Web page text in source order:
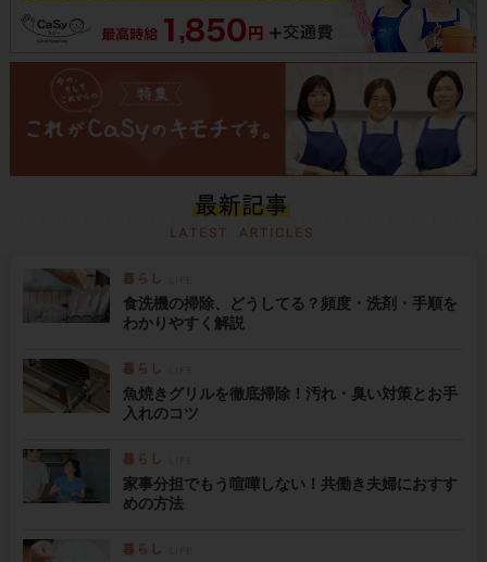
食洗機の掃除、どうしてる？頻度・洗剤・手順を
わかりやすく解説
魚焼きグリルを徹底掃除！汚れ・臭い対策とお手
入れのコツ
家事分担でもう喧嘩しない！共働き夫婦におすす
めの方法